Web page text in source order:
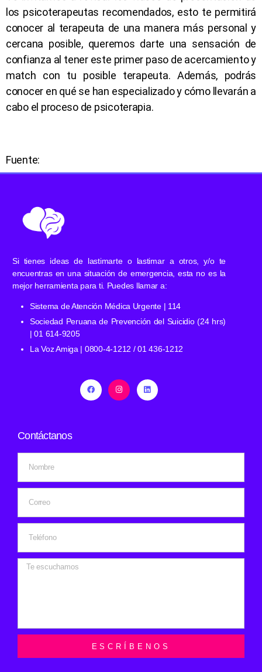
los psicoterapeutas recomendados, esto te permitirá
conocer al terapeuta de una manera más personal y
cercana posible, queremos darte una sensación de
confianza al tener este primer paso de acercamiento y
match con tu posible terapeuta. Además, podrás
conocer en qué se han especializado y cómo llevarán a
cabo el proceso de psicoterapia.
Fuente:
Si tienes ideas de lastimarte o lastimar a otros, y/o te
encuentras en una situación de emergencia, esta no es la
mejor herramienta para ti. Puedes llamar a:
Sistema de Atención Médica Urgente | 114
Sociedad Peruana de Prevención del Suicidio (24 hrs)
| 01 614-9205
La Voz Amiga | 0800-4-1212 / 01 436-1212
Contáctanos
ESCRÍBENOS